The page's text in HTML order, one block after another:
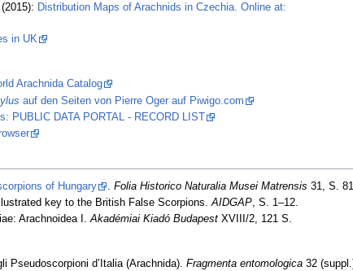
Distribution Maps of Arachnids in Czechia. Online at:
in UK
Arachnida Catalog
auf den Seiten von Pierre Oger auf Piwigo.com
PUBLIC DATA PORTAL - RECORD LIST
of Hungary Folia Historico Naturalia Musei Matrensis 31, S.
key to the British False Scorpions.AIDGAP, S. 1–12.
Arachnoidea I.Akadémiai Kiadó BudapestXVIII/2, 121 S.
Pseudoscorpioni d’Italia (Arachnida). Fragmenta entomologica32